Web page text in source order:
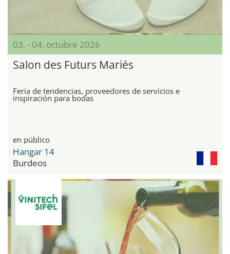
03. - 04. octubre 2026
Salon des Futurs Mariés
Feria de tendencias, proveedores de servicios e
inspiración para bodas
en público
Hangar 14
Burdeos